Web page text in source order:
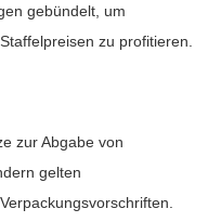
gebündelt, um
zu profitieren.
zur Abgabe von
gelten